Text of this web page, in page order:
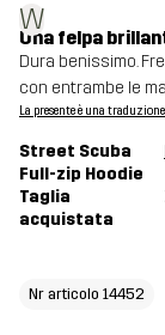
W
Una felpa
Dura benissimo.
con entrambe le
La presente è una
Street Scuba
Full-zip Hoodie
Taglia
acquistata
Nr articolo 14452